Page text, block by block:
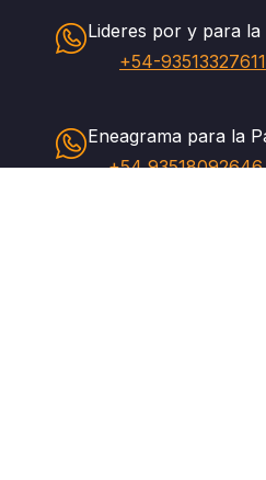
Lideres por y para la
+54-93513327611
Eneagrama para la
+54 93518092646